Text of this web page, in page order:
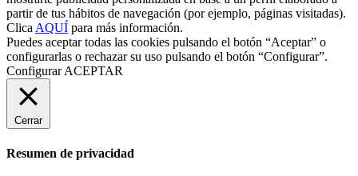
partir de tus hábitos de navegación (por ejemplo, páginas visitadas).
ClicaAQUÍ para más información.
Puedes aceptar todas las cookies pulsando el botón “Aceptar” o
configurarlas o rechazar su uso pulsando el botón “Configurar”.
ConfigurarACEPTAR
Cerrar
Resumen de privacidad